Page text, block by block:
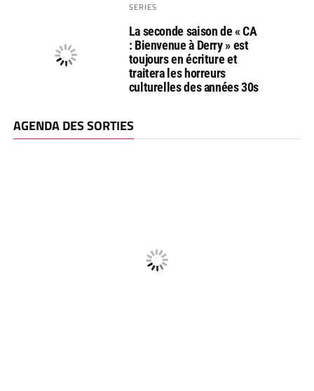
SERIES
La seconde saison de « CA
: Bienvenue à Derry » est
toujours en écriture et
traitera les horreurs
culturelles des années 30s
AGENDA DES SORTIES